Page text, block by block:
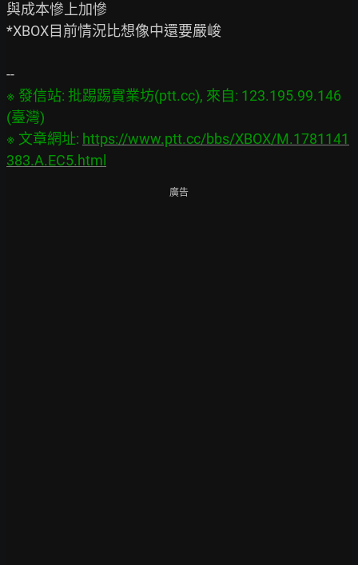
與成本慘上加慘
*XBOX目前情況比想像中還要嚴峻
※ 發信站: 批踢踢實業坊(ptt.cc), 來自: 123.195.99.146
(臺灣)
※ 文章網址: https://www.ptt.cc/bbs/XBOX/M.1781141
383.A.EC5.html
廣告